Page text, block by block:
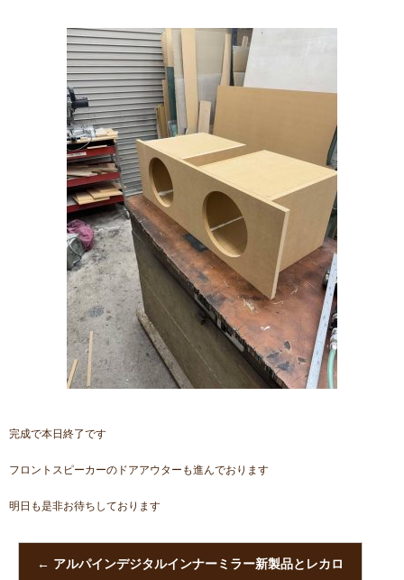
完成で本日終了です
フロントスピーカーのドアアウターも進んでおります
明日も是非お待ちしております
← アルパインデジタルインナーミラー新製品とレカロ